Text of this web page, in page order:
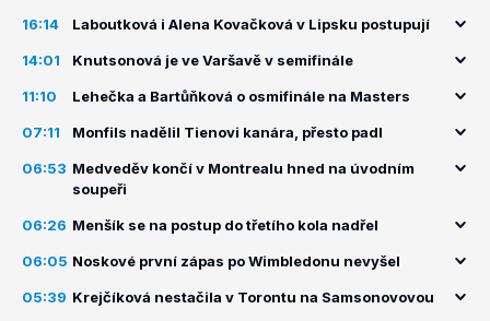
16:14 Laboutková i Alena Kovačková v Lipsku postupují
14:01 Knutsonová je ve Varšavě v semifinále
11:10 Lehečka a Bartůňková o osmifinále na Masters
07:11 Monfils nadělil Tienovi kanára, přesto padl
06:53 Medveděv končí v Montrealu hned na úvodním
soupeři
06:26 Menšík se na postup do třetího kola nadřel
06:05 Noskové první zápas po Wimbledonu nevyšel
05:39 Krejčíková nestačila v Torontu na Samsonovovou